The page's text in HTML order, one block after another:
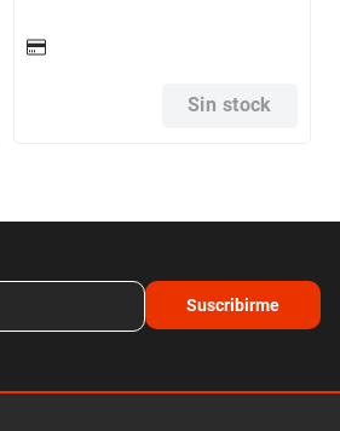
Sin stock
Suscribirme